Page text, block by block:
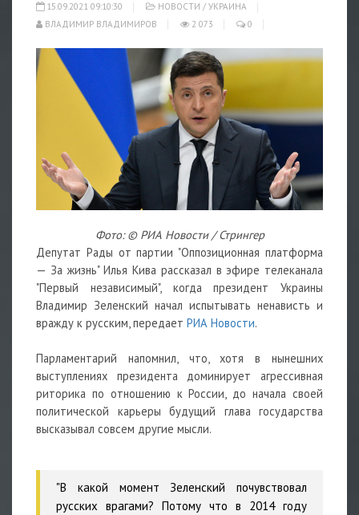
15.09.2021 09:10:30 НОВОСТИ / УКРАИНА
ВЛАДИМИР ВЛАДИМИРОВ
2 073 0
Фото: © РИА Новости / Стрингер
Депутат Рады от партии "Оппозиционная платформа
— За жизнь" Илья Кива рассказал в эфире телеканала
"Первый независимый", когда президент Украины
Владимир Зеленский начал испытывать ненависть и
вражду к русским, передает РИА Новости.
Парламентарий напомнил, что, хотя в нынешних
выступлениях президента доминирует агрессивная
риторика по отношению к России, до начала своей
политической карьеры будущий глава государства
высказывал совсем другие мысли.
"В какой момент Зеленский почувствовал
русских врагами? Потому что в 2014 году